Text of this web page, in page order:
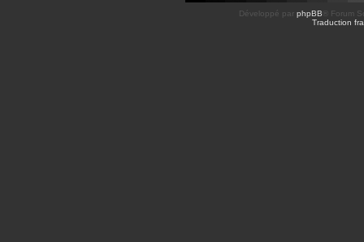
Développé par phpBB ® Forum
Traduction